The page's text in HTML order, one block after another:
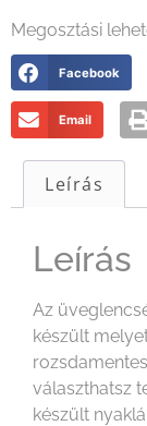
Megosztási
Facebook
Email
Leírás
Leírás
Az
készült
választhatsz
készült